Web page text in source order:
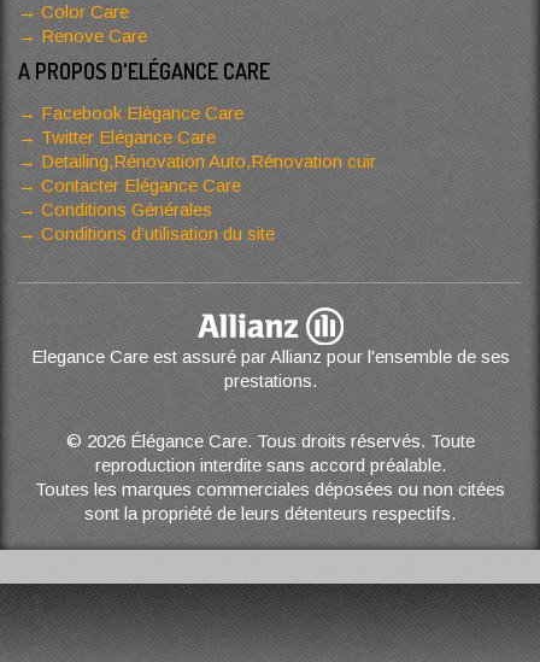
Color Care
Renove Care
A PROPOS D'ELÉGANCE CARE
Facebook Elégance Care
Twitter Elégance Care
Detailing,Rénovation Auto,Rénovation cuir
Contacter Elégance Care
Conditions Générales
Conditions d’utilisation du site
Elegance Care est assuré par Allianz pour l'ensemble de ses
prestations.
© 2026 Élégance Care. Tous droits réservés. Toute
reproduction interdite sans accord préalable.
Toutes les marques commerciales déposées ou non citées
sont la propriété de leurs détenteurs respectifs.